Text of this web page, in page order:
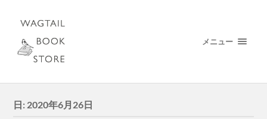
メニュー
日: 2020年6月26日